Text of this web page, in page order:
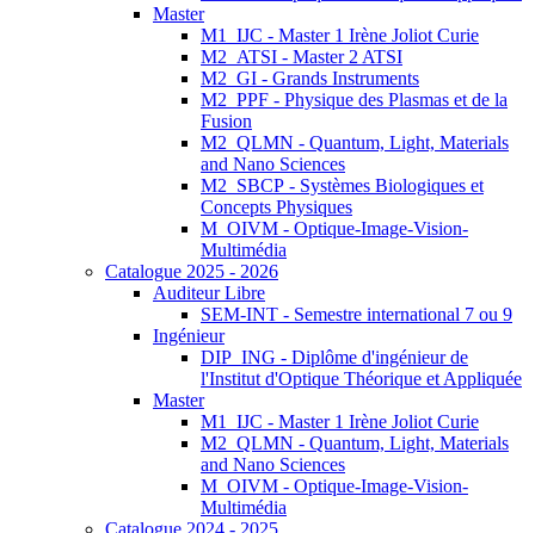
Master
M1_IJC - Master 1 Irène Joliot Curie
M2_ATSI - Master 2 ATSI
M2_GI - Grands Instruments
M2_PPF - Physique des Plasmas et de la
Fusion
M2_QLMN - Quantum, Light, Materials
and Nano Sciences
M2_SBCP - Systèmes Biologiques et
Concepts Physiques
M_OIVM - Optique-Image-Vision-
Multimédia
Catalogue 2025 - 2026
Auditeur Libre
SEM-INT - Semestre international 7 ou 9
Ingénieur
DIP_ING - Diplôme d'ingénieur de
l'Institut d'Optique Théorique et Appliquée
Master
M1_IJC - Master 1 Irène Joliot Curie
M2_QLMN - Quantum, Light, Materials
and Nano Sciences
M_OIVM - Optique-Image-Vision-
Multimédia
Catalogue 2024 - 2025